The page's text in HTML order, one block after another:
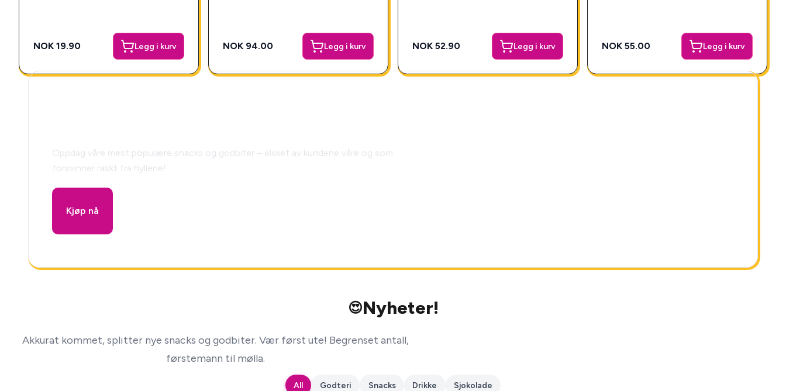
NOK 19.90 Legg i kurv NOK 94.00 Legg i kurv NOK 52.90 Legg i kurv NOK 55.00 Legg i kurv
Oppdag våre mest populære snacks og godbiter – elsket av kundene våre og som
forsvinner raskt fra hyllene!
Kjøp nå
😍Nyheter!
Akkurat kommet, splitter nye snacks og godbiter. Vær først ute! Begrenset antall,
førstemann til mølla.
All Godteri Snacks Drikke Sjokolade